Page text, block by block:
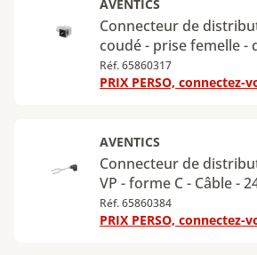
AVENTICS
Connecteur de
coudé - prise femelle -
Réf. 65860317
PRIX PERSO, connectez-
AVENTICS
Connecteur de
VP - forme C - Câble -
m - 1834484204
Réf. 65860384
PRIX PERSO, connectez-